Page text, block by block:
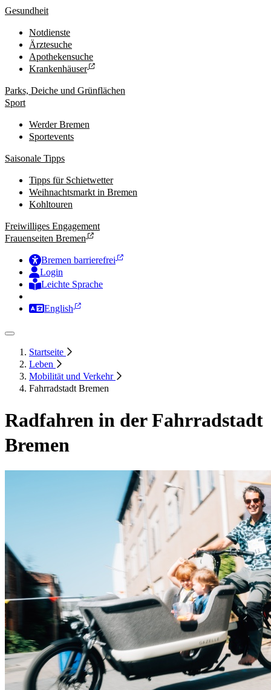
Gesundheit
Notdienste
Ärztesuche
Apothekensuche
Krankenhäuser
Parks, Deiche und Grünflächen
Sport
Werder Bremen
Sportevents
Saisonale Tipps
Tipps für Schietwetter
Weihnachtsmarkt in Bremen
Kohltouren
Freiwilliges Engagement
Frauenseiten Bremen
Bremen barrierefrei
Login
Leichte Sprache
English
Startseite
Leben
Mobilität und Verkehr
Fahrradstadt Bremen
Radfahren in der Fahrradstadt
Bremen